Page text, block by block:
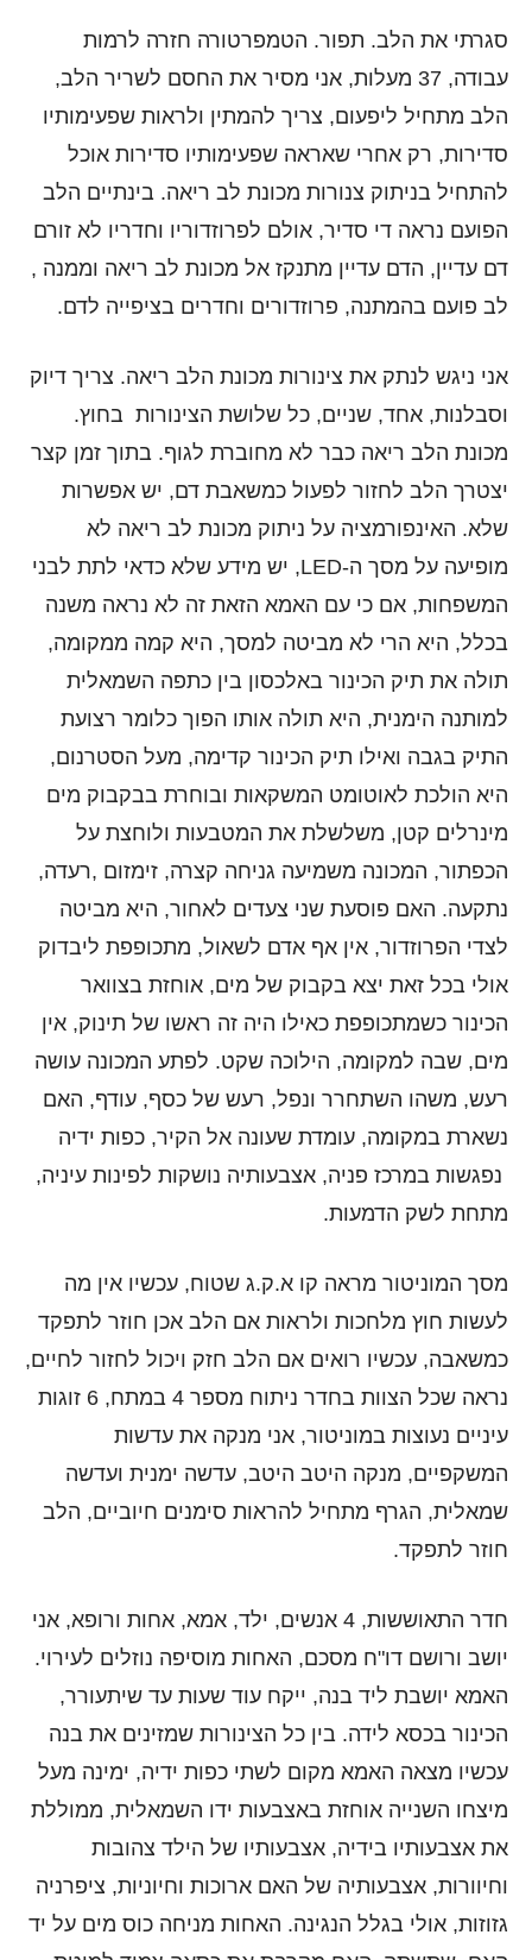
סגרתי את הלב. תפור. הטמפרטורה חזרה לרמות
עבודה, 37 מעלות, אני מסיר את החסם לשריר הלב,
הלב מתחיל ליפעום, צריך להמתין ולראות שפעימותיו
סדירות, רק אחרי שאראה שפעימותיו סדירות אוכל
להתחיל בניתוק צנורות מכונת לב ריאה. בינתיים הלב
הפועם נראה די סדיר, אולם לפרוזדוריו וחדריו לא זורם
דם עדיין, הדם עדיין מתנקז אל מכונת לב ריאה וממנה ,
לב פועם בהמתנה, פרוזדורים וחדרים בציפייה לדם.
אני ניגש לנתק את צינורות מכונת הלב ריאה. צריך דיוק
וסבלנות, אחד, שניים, כל שלושת הצינורות בחוץ.
מכונת הלב ריאה כבר לא מחוברת לגוף. בתוך זמן קצר
יצטרך הלב לחזור לפעול כמשאבת דם, יש אפשרות
שלא. האינפורמציה על ניתוק מכונת לב ריאה לא
מופיעה על מסך ה-LED, יש מידע שלא כדאי לתת לבני
המשפחות, אם כי עם האמא הזאת זה לא נראה משנה
בכלל, היא הרי לא מביטה למסך, היא קמה ממקומה,
תולה את תיק הכינור באלכסון בין כתפה השמאלית
למותנה הימנית, היא תולה אותו הפוך כלומר רצועת
התיק בגבה ואילו תיק הכינור קדימה, מעל הסטרנום,
היא הולכת לאוטומט המשקאות ובוחרת בבקבוק מים
מינרלים קטן, משלשלת את המטבעות ולוחצת על
הכפתור, המכונה משמיעה גניחה קצרה, זימזום ,רעדה,
נתקעה. האם פוסעת שני צעדים לאחור, היא מביטה
לצדי הפרוזדור, אין אף אדם לשאול, מתכופפת ליבדוק
אולי בכל זאת יצא בקבוק של מים, אוחזת בצוואר
הכינור כשמתכופפת כאילו היה זה ראשו של תינוק, אין
מים, שבה למקומה, הילוכה שקט. לפתע המכונה עושה
רעש, משהו השתחרר ונפל, רעש של כסף, עודף, האם
נשארת במקומה, עומדת שעונה אל הקיר, כפות ידיה
נפגשות במרכז פניה, אצבעותיה נושקות לפינות עיניה,
מתחת לשק הדמעות.
מסך המוניטור מראה קו א.ק.ג שטוח, עכשיו אין מה
לעשות חוץ מלחכות ולראות אם הלב אכן חוזר לתפקד
כמשאבה, עכשיו רואים אם הלב חזק ויכול לחזור לחיים,
נראה שכל הצוות בחדר ניתוח מספר 4 במתח, 6 זוגות
עיניים נעוצות במוניטור, אני מנקה את עדשות
המשקפיים, מנקה היטב היטב, עדשה ימנית ועדשה
שמאלית, הגרף מתחיל להראות סימנים חיוביים, הלב
חוזר לתפקד.
חדר התאוששות, 4 אנשים, ילד, אמא, אחות ורופא, אני
יושב ורושם דו"ח מסכם, האחות מוסיפה נוזלים לעירוי.
האמא יושבת ליד בנה, ייקח עוד שעות עד שיתעורר,
הכינור בכסא לידה. בין כל הצינורות שמזינים את בנה
עכשיו מצאה האמא מקום לשתי כפות ידיה, ימינה מעל
מיצחו השנייה אוחזת באצבעות ידו השמאלית, ממוללת
את אצבעותיו בידיה, אצבעותיו של הילד צהובות
וחיוורות, אצבעותיה של האם ארוכות וחיוניות, ציפרניה
גזוזות, אולי בגלל הנגינה. האחות מניחה כוס מים על יד